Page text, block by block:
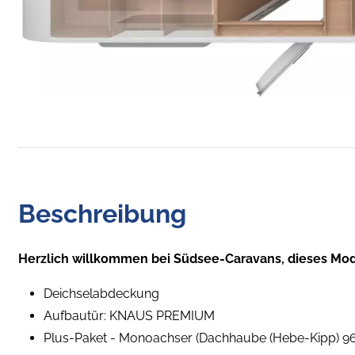
Beschreibung
Herzlich willkommen bei Südsee-Caravans, dieses
Deichselabdeckung
Aufbautür: KNAUS PREMIUM
Plus-Paket - Monoachser (Dachhaube (Hebe-Kipp)